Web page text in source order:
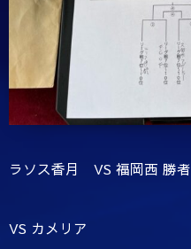
ラソス香月 VS 福岡西 勝者
VS カメリア